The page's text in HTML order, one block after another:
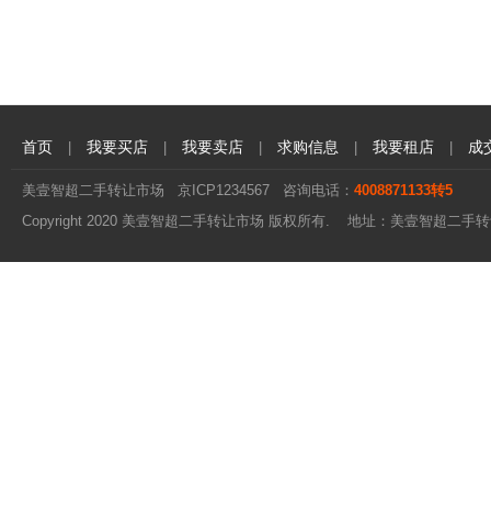
首页 我要买店 我要卖店 求购信息 我要租店 成
美壹智超二手转让市场 京ICP1234567 咨询电话： 4008871133转5
Copyright 2020 美壹智超二手转让市场 版权所有. 地址：美壹智超二手